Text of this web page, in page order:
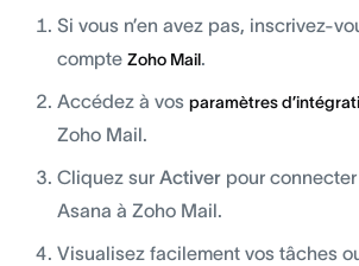
Si vous n’en avez pas, inscrivez-
compte Zoho Mail.
Accédez à vos paramètres
Zoho Mail.
Cliquez sur Activer pour
Asana à Zoho Mail.
Visualisez facilement vos tâches